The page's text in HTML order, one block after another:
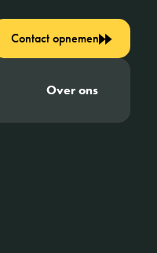
Over ons
Contact opnemen